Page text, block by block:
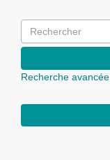
Recherche avancée